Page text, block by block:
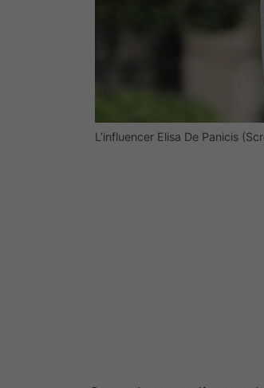
L’influencer Elisa De Panicis